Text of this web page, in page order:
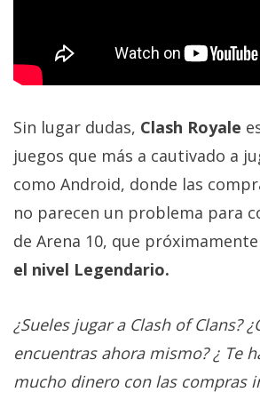
Sin lugar dudas, Clash Royale
juegos que más a cautivado a
como Android, donde las
no parecen un problema para
de Arena 10, que
el nivel Legendario.
¿Sueles jugar a Clash of Clans?
encuentras ahora mismo? ¿ Te
mucho dinero con las compras